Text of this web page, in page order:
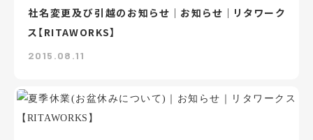
社名変更及び引越のお知らせ｜お知らせ｜リタワーク
ス【RITAWORKS】
2015.08.11